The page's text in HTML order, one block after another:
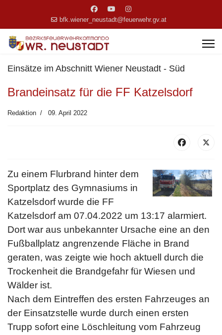
bfk.wiener_neustadt@feuerwehr.gv.at
Einsätze im Abschnitt Wiener Neustadt - Süd
Brandeinsatz für die FF Katzelsdorf
Redaktion 09. April 2022
Zu einem Flurbrand hinter dem
Sportplatz des Gymnasiums in
Katzelsdorf wurde die FF
Katzelsdorf am 07.04.2022 um 13:17 alarmiert.
Dort war aus unbekannter Ursache eine an den
Fußballplatz angrenzende Fläche in Brand
geraten, was zeigte wie hoch aktuell durch die
Trockenheit die Brandgefahr für Wiesen und
Wälder ist.
Nach dem Eintreffen des ersten Fahrzeuges an
der Einsatzstelle wurde durch einen ersten
Trupp sofort eine Löschleitung vom Fahrzeug